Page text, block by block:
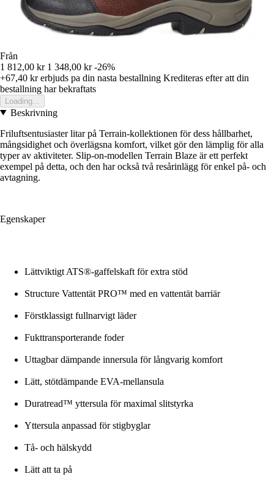
Från
1 812,00 kr 1 348,00 kr -26%
+67,40 krerbjuds pa din nasta bestallning Krediteras efter att din
bestallning har bekraftats
Loading...
Beskrivning
Friluftsentusiaster litar på Terrain-kollektionen för dess hållbarhet,
mångsidighet och överlägsna komfort, vilket gör den lämplig för alla
typer av aktiviteter. Slip-on-modellen Terrain Blaze är ett perfekt
exempel på detta, och den har också två resårinlägg för enkel på- och
avtagning.
Egenskaper
Lättviktigt ATS®-gaffelskaft för extra stöd
Structure Vattentät PRO™ med en vattentät barriär
Förstklassigt fullnarvigt läder
Fukttransporterande foder
Uttagbar dämpande innersula för långvarig komfort
Lätt, stötdämpande EVA-mellansula
Duratread™ yttersula för maximal slitstyrka
Yttersula anpassad för stigbyglar
Tå- och hälskydd
Lätt att ta på